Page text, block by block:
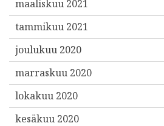
maaliskuu 2021
tammikuu 2021
joulukuu 2020
marraskuu 2020
lokakuu 2020
kesäkuu 2020